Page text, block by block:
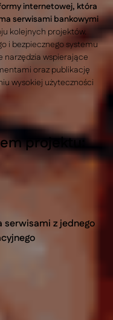
internetowej, która
serwisami bankowymi
kolejnych projektów.
i bezpiecznego systemu
narzędzia wspierające
oraz publikację
wysokiej użyteczności
projektu:
serwisami z jednego